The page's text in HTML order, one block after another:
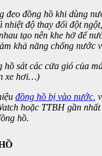
đeo đồng hồ khi dùng
nhiệt độ thay đổi đột
tạo nên khe hở để
khả năng chống nước
hồ sát các cửa gió của
xe hơi…)
đồng hồ bị vào nước ,
hoặc TTBH gần
hồ.